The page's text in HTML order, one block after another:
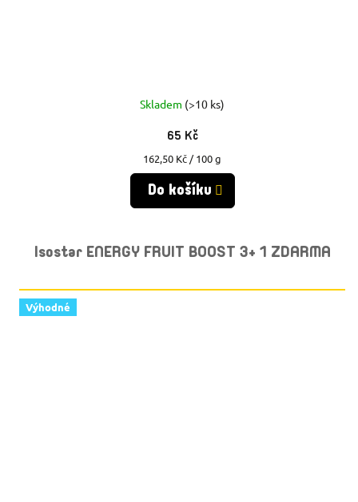
Skladem (>10 ks)
65 Kč
Měrná
cena:
162,50 Kč / 100 g
Do košíku
Isostar ENERGY FRUIT BOOST 3+ 1 ZDARMA
Výhodné